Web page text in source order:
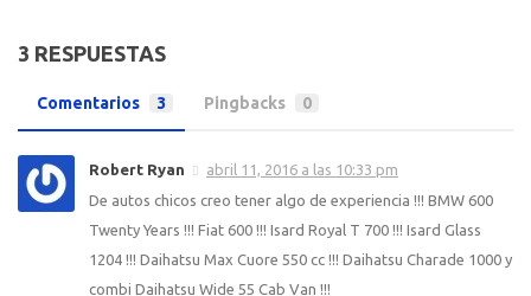
3 RESPUESTAS
Comentarios 3 Pingbacks 0
Robert Ryan
abril 11, 2016 a las 10:33 pm
De autos chicos creo tener algo de experiencia !!! BMW 600
Twenty Years !!! Fiat 600 !!! Isard Royal T 700 !!! Isard Glass
1204 !!! Daihatsu Max Cuore 550 cc !!! Daihatsu Charade 1000 y
combi Daihatsu Wide 55 Cab Van !!!